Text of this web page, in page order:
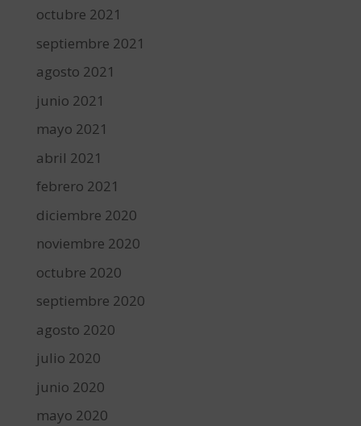
octubre 2021
septiembre 2021
agosto 2021
junio 2021
mayo 2021
abril 2021
febrero 2021
diciembre 2020
noviembre 2020
octubre 2020
septiembre 2020
agosto 2020
julio 2020
junio 2020
mayo 2020